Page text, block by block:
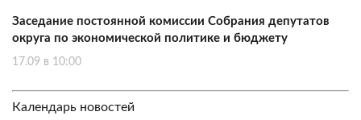
Заседание постоянной комиссии Собрания депутатов
округа по экономической политике и бюджету
17.09 в 10:00
Календарь новостей